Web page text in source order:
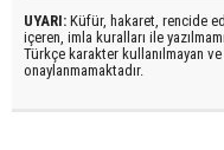
UYARI: Küfür, hakaret, rencide
içeren, imla kuralları ile
Türkçe karakter kullanılmayan
onaylanmamaktadır.